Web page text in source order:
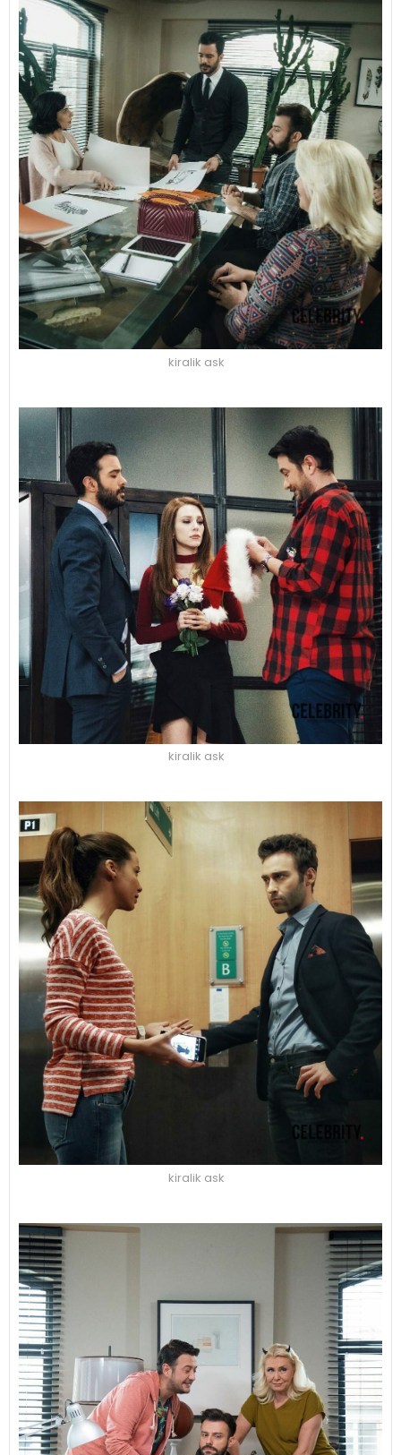
kiralik ask
kiralik ask
kiralik ask